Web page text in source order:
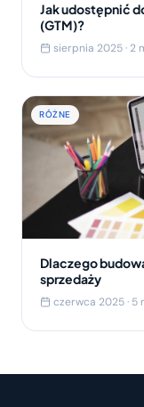
Jak udostępnić
(GTM)?
sierpnia 2025 · 2
RÓŻNE
Dlaczego
sprzedaży
czerwca 2025 · 5